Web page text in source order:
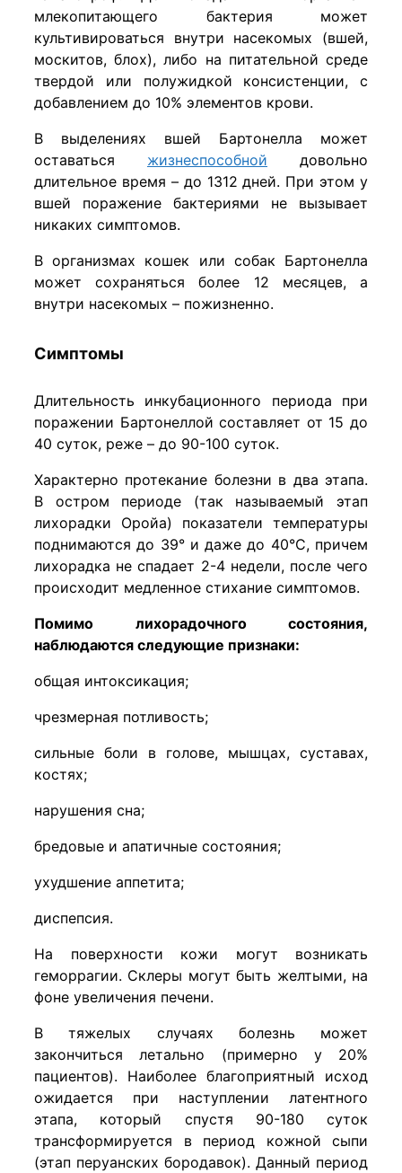
млекопитающего бактерия может
культивироваться внутри насекомых (вшей,
москитов, блох), либо на питательной среде
твердой или полужидкой консистенции, с
добавлением до 10% элементов крови.
В выделениях вшей Бартонелла может
оставаться жизнеспособной довольно
длительное время – до 1312 дней. При этом у
вшей поражение бактериями не вызывает
никаких симптомов.
В организмах кошек или собак Бартонелла
может сохраняться более 12 месяцев, а
внутри насекомых – пожизненно.
Симптомы
Длительность инкубационного периода при
поражении Бартонеллой составляет от 15 до
40 суток, реже – до 90-100 суток.
Характерно протекание болезни в два этапа.
В остром периоде (так называемый этап
лихорадки Оройа) показатели температуры
поднимаются до 39° и даже до 40°C, причем
лихорадка не спадает 2-4 недели, после чего
происходит медленное стихание симптомов.
Помимо лихорадочного состояния,
наблюдаются следующие признаки:
общая интоксикация;
чрезмерная потливость;
сильные боли в голове, мышцах, суставах,
костях;
нарушения сна;
бредовые и апатичные состояния;
ухудшение аппетита;
диспепсия.
На поверхности кожи могут возникать
геморрагии. Склеры могут быть желтыми, на
фоне увеличения печени.
В тяжелых случаях болезнь может
закончиться летально (примерно у 20%
пациентов). Наиболее благоприятный исход
ожидается при наступлении латентного
этапа, который спустя 90-180 суток
трансформируется в период кожной сыпи
(этап перуанских бородавок). Данный период